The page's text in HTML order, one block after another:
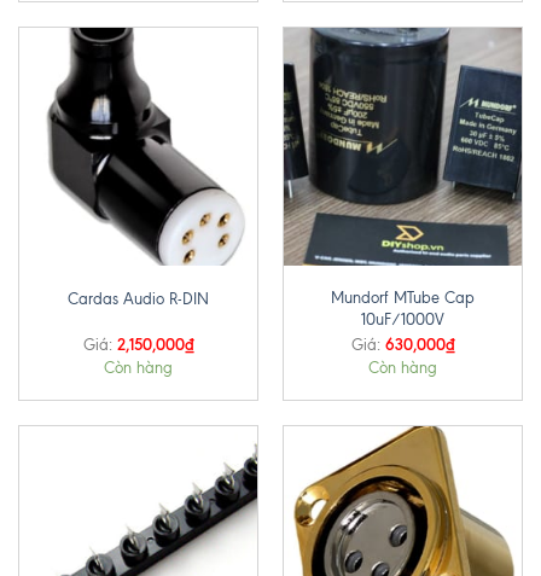
Cardas Audio R-DIN
Giá: 2,150,000₫
Còn hàng
Mundorf MTube Cap
10uF/1000V
Giá: 630,000₫
Còn hàng